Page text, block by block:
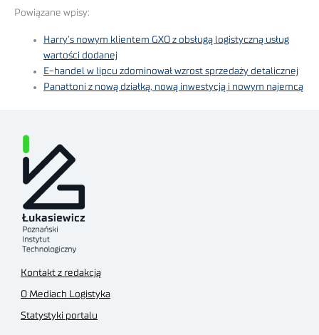
Powiązane wpisy:
Harry’s nowym klientem GXO z obsługą logistyczną usług
wartości dodanej
E-handel w lipcu zdominował wzrost sprzedaży detalicznej
Panattoni z nową działką, nową inwestycją i nowym najemcą
Kontakt z redakcją
O Mediach Logistyka
Statystyki portalu